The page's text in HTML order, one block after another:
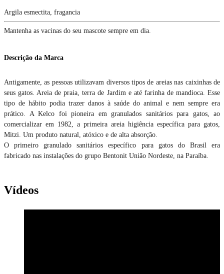
Argila esmectita, fragancia
Mantenha as vacinas do seu mascote sempre em dia.
Descrição da Marca
Antigamente, as pessoas utilizavam diversos tipos de areias nas caixinhas de
seus gatos. Areia de praia, terra de Jardim e até farinha de mandioca. Esse
tipo de hábito podia trazer danos à saúde do animal e nem sempre era
prático. A Kelco foi pioneira em granulados sanitários para gatos, ao
comercializar em 1982, a primeira areia higiência específica para gatos,
Mitzi. Um produto natural, atóxico e de alta absorção.
O primeiro granulado sanitários específico para gatos do Brasil era
fabricado nas instalações do grupo Bentonit União Nordeste, na Paraíba.
Vídeos